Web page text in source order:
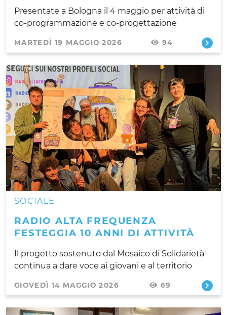
Presentate a Bologna il 4 maggio per attività di
co-programmazione e co-progettazione
MARTEDÌ 19 MAGGIO 2026 94
SOCIALE
RADIO ALTA FREQUENZA
FESTEGGIA 10 ANNI DI ATTIVITÀ
Il progetto sostenuto dal Mosaico di Solidarietà
continua a dare voce ai giovani e al territorio
GIOVEDÌ 14 MAGGIO 2026 69